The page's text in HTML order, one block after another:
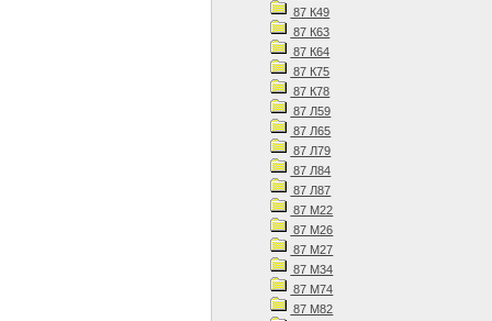
87 К49
87 К63
87 К64
87 К75
87 К78
87 Л59
87 Л65
87 Л79
87 Л84
87 Л87
87 М22
87 М26
87 М27
87 М34
87 М74
87 М82